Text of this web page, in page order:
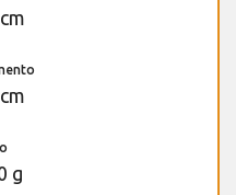
g